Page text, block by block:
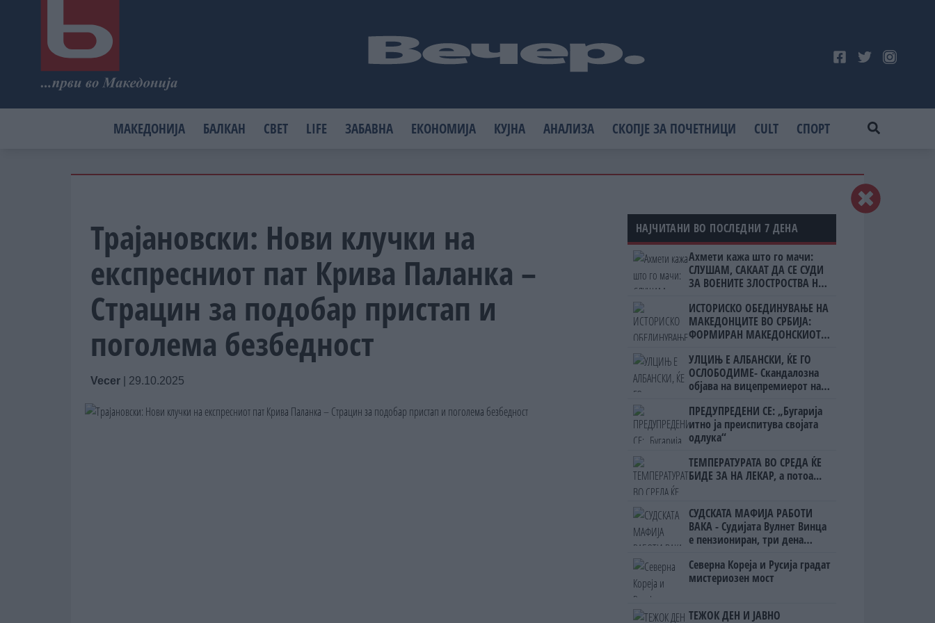
МАКЕДОНИЈА БАЛКАН СВЕТ LIFE ЗАБАВНА ЕКОНОМИЈА КУЈНА АНАЛИЗА СКОПЈЕ ЗА ПОЧЕТНИЦИ CULT СПОРТ
Трајановски: Нови клучки на
експресниот пат Крива Паланка –
Страцин за подобар пристап и
поголема безбедност
Vecer 29.10.2025
НАЈЧИТАНИ ВО ПОСЛЕДНИ 7 ДЕНА
Ахмети кажа што го мачи:
СЛУШАМ, САКААТ ДА СЕ СУДИ
ЗА ВОЕНИТЕ ЗЛОСТРОСТВА НА
ИСТОРИСКО ОБЕДИНУВАЊЕ НА
МАКЕДОНЦИТЕ ВО СРБИЈА:
ФОРМИРАН МАКЕДОНСКИОТ
УЛЦИЊ Е АЛБАНСКИ, ЌЕ ГО
ОСЛОБОДИМЕ- Скандалозна
објава на вицепремиерот на
ПРЕДУПРЕДЕНИ СЕ: „Бугарија
итно ја преиспитува својата
одлука“
ТЕМПЕРАТУРАТА ВО СРЕДА ЌЕ
БИДЕ ЗА НА ЛЕКАР, а потоа...
СУДСКАТА МАФИЈА РАБОТИ
ВАКА - Судијата Вулнет Винца
е пензиониран, три дена
на бизнисменот Марковски
Северна Кореја и Русија градат
мистериозен мост
ТЕЖОК ДЕН И ЈАВНО